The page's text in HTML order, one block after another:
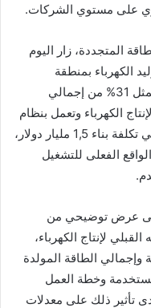
على مستوي الشركات.
المتجددة، زار اليوم
الكهرباء بمنطقة
الكريمات، بقدرة 1950 ميجاوات والتى تمثل 31% من إجمالي
الكهرباء وتعمل بنظام
الدورة ذات الضغوط فوق الحرجة بإجمالي تكلفة بناء 1,5 مليار دولار،
الفعلى للتشغيل
إلى عرض توضيحي من
لإنتاج الكهرباء،
الطاقة المولدة
وخطة العمل
تأثير ذلك على معدلات